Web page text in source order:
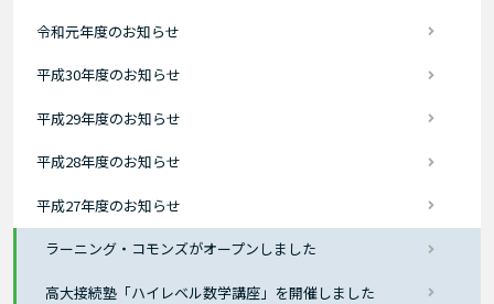
令和元年度のお知らせ
平成30年度のお知らせ
平成29年度のお知らせ
平成28年度のお知らせ
平成27年度のお知らせ
ラーニング・コモンズがオープンしました
高大接続塾「ハイレベル数学講座」を開催しました